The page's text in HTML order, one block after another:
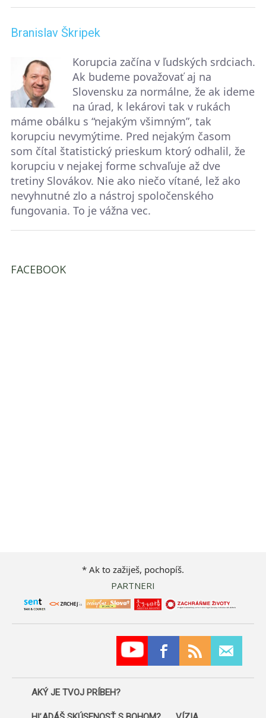
Branislav Škripek
Korupcia začína v ľudských srdciach.
Ak budeme považovať aj na
Slovensku za normálne, že ak ideme
na úrad, k lekárovi tak v rukách
máme obálku s “nejakým všimným”, tak
korupciu nevymýtime. Pred nejakým časom
som čítal štatistický prieskum ktorý odhalil, že
korupciu v nejakej forme schvaľuje až dve
tretiny Slovákov. Nie ako niečo vítané, lež ako
nevyhnutné zlo a nástroj spoločenského
fungovania. To je vážna vec.
FACEBOOK
* Ak to zažiješ, pochopíš.
PARTNERI
AKÝ JE TVOJ PRÍBEH?